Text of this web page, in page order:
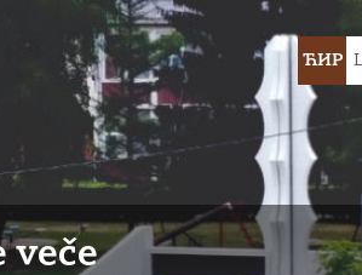
Choose
ЋИР
veče